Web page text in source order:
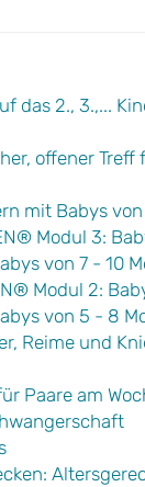
das 2., 3.,...
offener Treff
mit Babys
Modul 3:
von 7 - 10
Modul 2:
von 5 - 8
Reime und
Paare am